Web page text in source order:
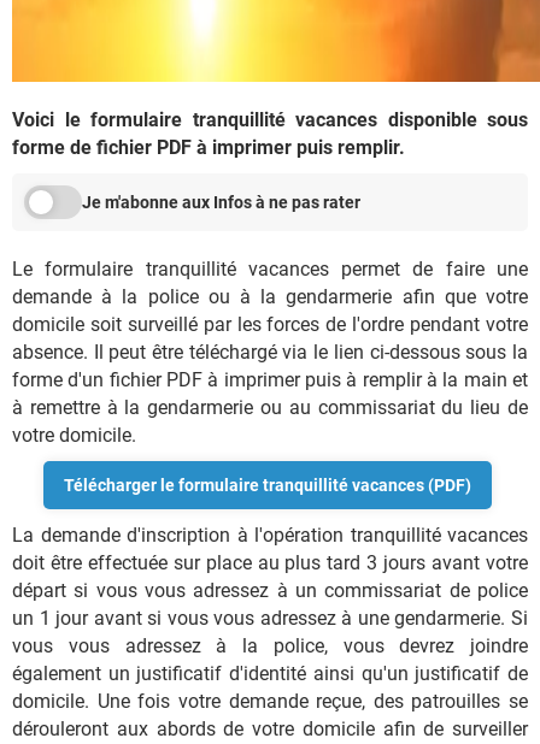
Voici le formulaire tranquillité vacances disponible sous
forme de fichier PDF à imprimer puis remplir.
Je m'abonne aux Infos à ne pas rater
Le formulaire tranquillité vacances permet de faire une
demande à la police ou à la gendarmerie afin que votre
domicile soit surveillé par les forces de l'ordre pendant votre
absence. Il peut être téléchargé via le lien ci-dessous sous la
forme d'un fichier PDF à imprimer puis à remplir à la main et
à remettre à la gendarmerie ou au commissariat du lieu de
votre domicile.
Télécharger le formulaire tranquillité vacances (PDF)
La demande d'inscription à l'opération tranquillité vacances
doit être effectuée sur place au plus tard 3 jours avant votre
départ si vous vous adressez à un commissariat de police
un 1 jour avant si vous vous adressez à une gendarmerie. Si
vous vous adressez à la police, vous devrez joindre
également un justificatif d'identité ainsi qu'un justificatif de
domicile. Une fois votre demande reçue, des patrouilles se
dérouleront aux abords de votre domicile afin de surveiller